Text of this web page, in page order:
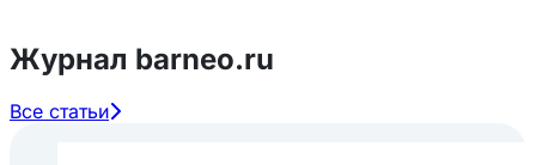
Журнал barneo.ru
Все статьи